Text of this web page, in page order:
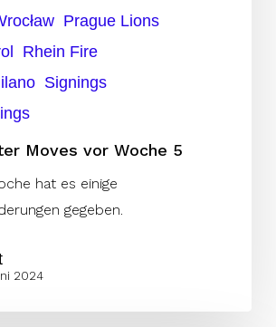
Prague Lions
Rhein Fire
Signings
Moves vor Woche 5
hat es einige
gegeben.
2024